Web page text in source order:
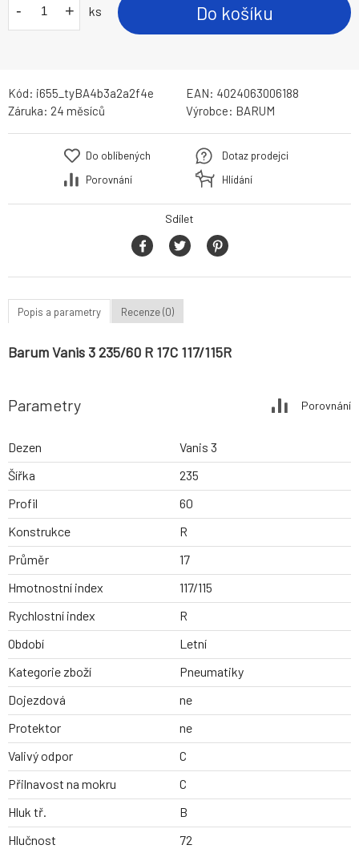
- + ks Do košíku
Kód: i655_tyBA4b3a2a2f4e EAN: 4024063006188
Záruka: 24 měsíců Výrobce: BARUM
Do oblíbených
Porovnání
Dotaz prodejci
Hlídání
Sdílet
Popis a parametry Recenze (0)
Barum Vanis 3 235/60 R 17C 117/115R
Parametry Porovnání
Dezen
Vanis 3
Šířka
235
Profil
60
Konstrukce
R
Průměr
17
Hmotnostní index
117/115
Rychlostní index
R
Období
Letní
Kategorie zboží
Pneumatiky
Dojezdová
ne
Protektor
ne
Valivý odpor
C
Přilnavost na mokru
C
Hluk tř.
B
Hlučnost
72